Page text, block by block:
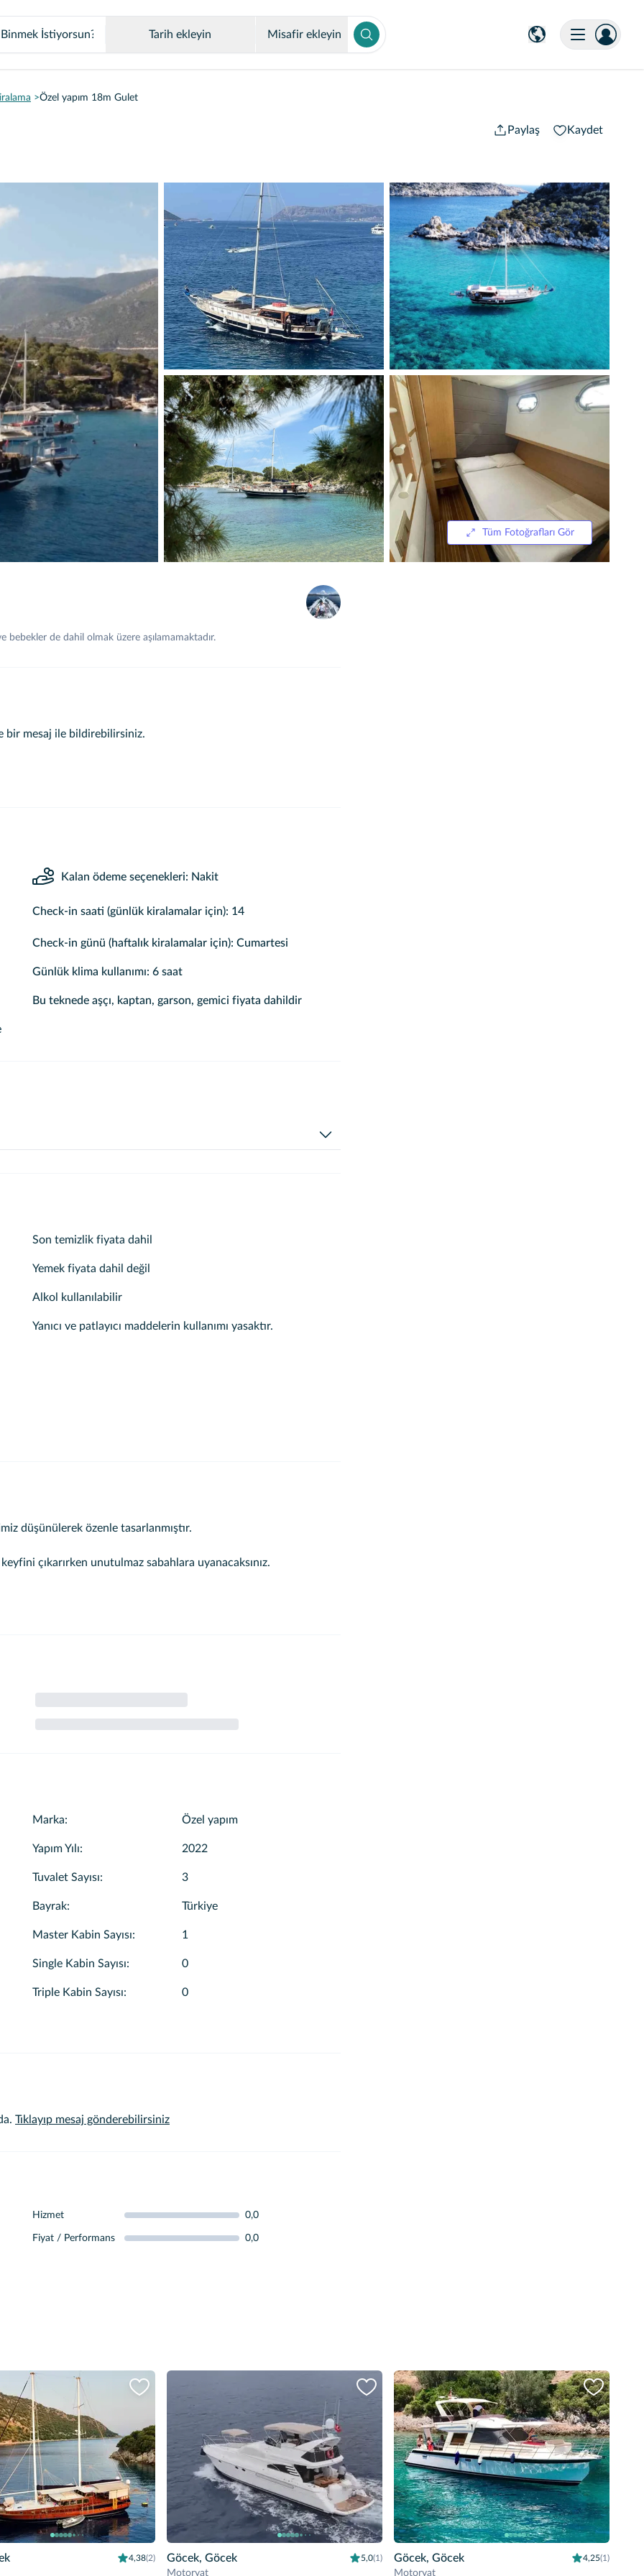
Tarih ekleyin Misafir ekleyin
Özel yapım 18m Gulet
Paylaş Kaydet
Tüm Fotoğrafları Gör
de dahil olmak üzere aşılamamaktadır.
bir mesaj ile bildirebilirsiniz.
Kalan ödeme seçenekleri: Nakit
Check-in saati (günlük kiralamalar için): 14
Check-in günü (haftalık kiralamalar için): Cumartesi
Günlük klima kullanımı: 6 saat
Bu teknede aşçı, kaptan, garson, gemici fiyata dahildir
Son temizlik fiyata dahil
Yemek fiyata dahil değil
Alkol kullanılabilir
Yanıcı ve patlayıcı maddelerin kullanımı yasaktır.
çıkarırken unutulmaz sabahlara uyanacaksınız.
Marka: Özel yapım
Yapım Yılı: 2022
Tuvalet Sayısı: 3
Bayrak: Türkiye
Master Kabin Sayısı: 1
Single Kabin Sayısı: 0
Triple Kabin Sayısı: 0
Tıklayıp mesaj gönderebilirsiniz
Hizmet 0,0
Fiyat / Performans 0,0
4,38(2) Göcek, Göcek 5,0(1)
Motoryat
Göcek, Göcek 4,25(1)
Motoryat